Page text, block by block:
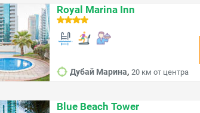
Royal Marina Inn
Дубай Марина, 20 км от центра
Blue Beach Tower